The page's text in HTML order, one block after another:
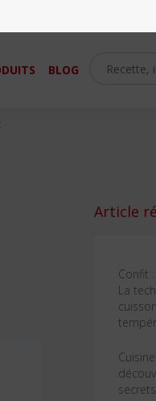
BLOG
Article
Confit
La